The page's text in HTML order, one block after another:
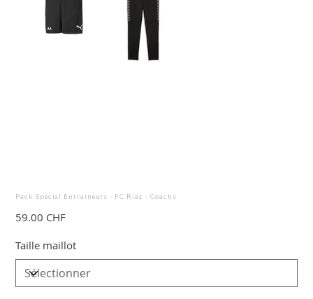
Pack Spécial Entraineurs - FC Riaz - Coachs
59.00 CHF
Taille maillot